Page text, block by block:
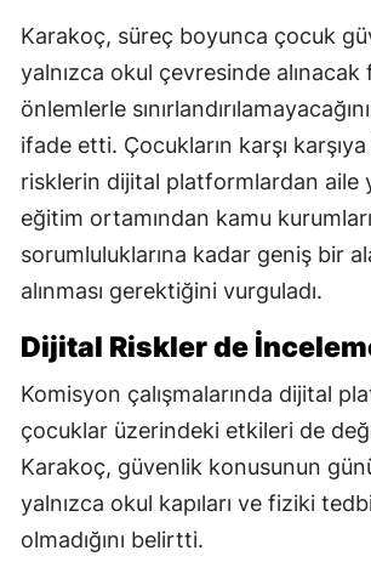
Karakoç, süreç boyunca çocuk
yalnızca okul çevresinde alınacak
önlemlerle
ifade etti. Çocukların karşı karşıya
risklerin dijital platformlardan aile
eğitim ortamından kamu
sorumluluklarına kadar geniş bir
alınması gerektiğini vurguladı.
Dijital Riskler de
Komisyon çalışmalarında dijital
çocuklar üzerindeki etkileri de
Karakoç, güvenlik konusunun
yalnızca okul kapıları ve fiziki
olmadığını belirtti.